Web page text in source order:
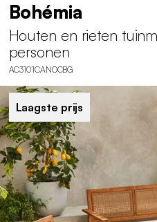
Bohémia
Houten en rieten
personen
AC3101CANOCBG
Laagste prijs